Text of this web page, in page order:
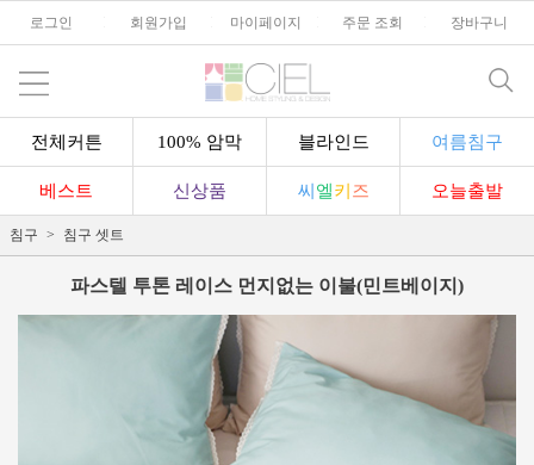
로그인 회원가입 마이페이지 주문 조회 장바구니
전체커튼 100% 암막 블라인드 여름침구
베스트 신상품 씨 엘키 즈 오늘출발
침구 침구 셋트
파스텔 투톤 레이스 먼지없는 이불(민트베이지)